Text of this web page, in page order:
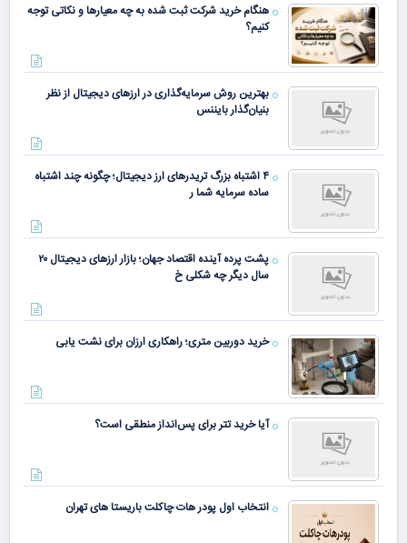
هنگام خرید شرکت ثبت شده به چه معیارها و نکاتی توجه
کنیم؟
بهترین روش سرمایه‌گذاری در ارزهای دیجیتال از نظر
بنیان‌گذار بایننس
۴ اشتباه بزرگ تریدرهای ارز دیجیتال؛ چگونه چند اشتباه
ساده سرمایه شما ر
پشت پرده آینده اقتصاد جهان؛ بازار ارزهای دیجیتال ۲۰
سال دیگر چه شکلی خ
خرید دوربین متری؛ راهکاری ارزان برای نشت یابی
آیا خرید تتر برای پس‌انداز منطقی است؟
انتخاب اول پودر هات چاکلت باریستا های تهران